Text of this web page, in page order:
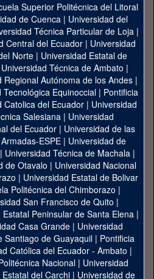
Superior Politécnica del Litoral
de Cuenca| Universidad del
Técnica Particular de Loja|
Central del Ecuador| Universidad
Norte | Universidad Estatal de
Universidad Técnica de Ambato |
Regional Autónoma de los Andes|
Tecnológica Equinoccial| Pontificia
Catolica del Ecuador | Universidad
Salesiana | Universidad
del Ecuador | Universidad de las
ESPE | Universidad de
Universidad Técnica de Machala|
de Otavalo | Universidad Nacional
| Universidad Estatal de Bolivar
Politécnica del Chimborazo |
San Francisco de Quito |
Estatal Peninsular de Santa Elena|
Casa Grande | Universidad
Santiago de Guayaquil| Pontificia
Católica del Ecuador - Ambato |
Nacional| Universidad
del Carchi| Universidad de